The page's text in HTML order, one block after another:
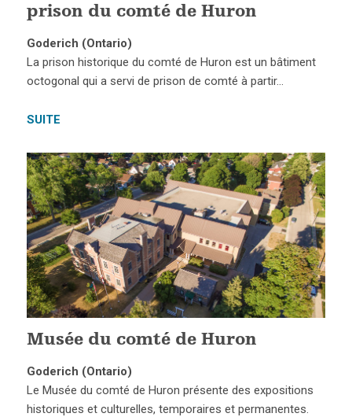
prison du comté de Huron
Goderich (Ontario)
La prison historique du comté de Huron est un bâtiment
octogonal qui a servi de prison de comté à partir…
SUITE
Musée du comté de Huron
Goderich (Ontario)
Le Musée du comté de Huron présente des expositions
historiques et culturelles, temporaires et permanentes.